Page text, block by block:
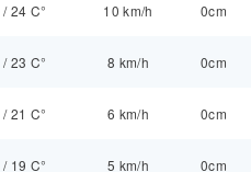
/24 C° 10 km/h 0cm
/23 C° 8 km/h 0cm
/21 C° 6 km/h 0cm
/ 19 C° 5 km/h 0cm